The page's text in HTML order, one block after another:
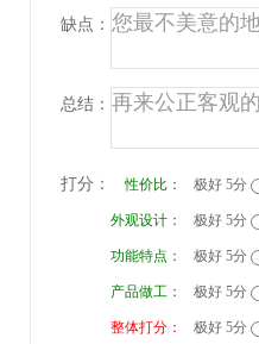
缺点：
总结：
打分： 性价比： 极好 5分
外观设计： 极好 5分
功能特点： 极好 5分
产品做工： 极好 5分
整体打分： 极好 5分